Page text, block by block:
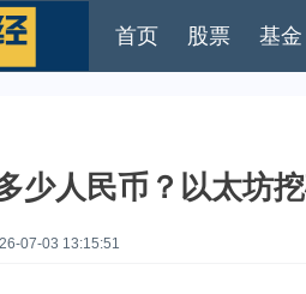
首页 股票 基金
少人民币？以太坊
07-03 13:15:51